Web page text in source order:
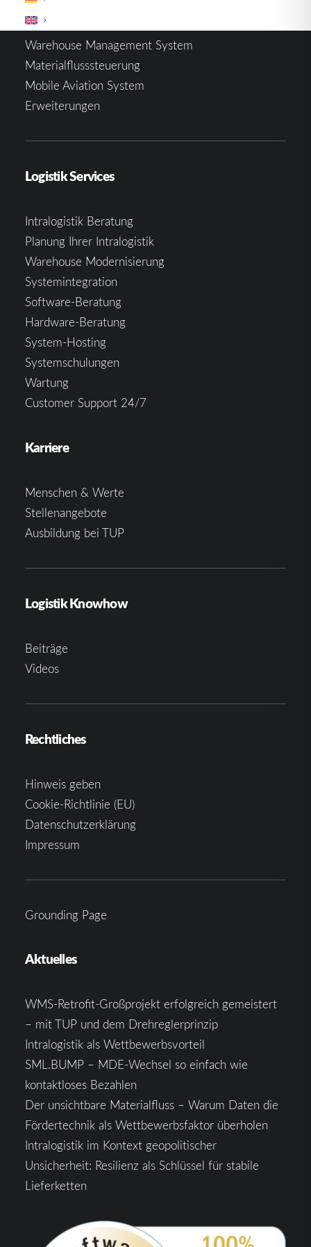
Warehouse Management System
Materialflusssteuerung
Mobile Aviation System
Erweiterungen
Logistik Services
Intralogistik Beratung
Planung Ihrer Intralogistik
Warehouse Modernisierung
Systemintegration
Software-Beratung
Hardware-Beratung
System-Hosting
Systemschulungen
Wartung
Customer Support 24/7
Karriere
Menschen & Werte
Stellenangebote
Ausbildung bei TUP
Logistik Knowhow
Beiträge
Videos
Rechtliches
Hinweis geben
Cookie-Richtlinie (EU)
Datenschutzerklärung
Impressum
Grounding Page
Aktuelles
WMS-Retrofit-Großprojekt erfolgreich gemeistert
– mit TUP und dem Drehreglerprinzip
Intralogistik als Wettbewerbsvorteil
SML.BUMP – MDE-Wechsel so einfach wie
kontaktloses Bezahlen
Der unsichtbare Materialfluss – Warum Daten die
Fördertechnik als Wettbewerbsfaktor überholen
Intralogistik im Kontext geopolitischer
Unsicherheit: Resilienz als Schlüssel für stabile
Lieferketten